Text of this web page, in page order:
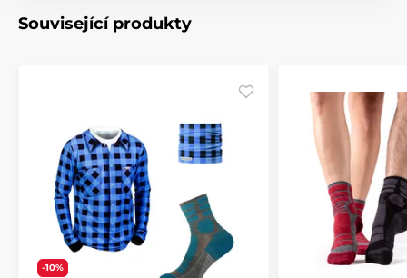
Související produkty
-10%